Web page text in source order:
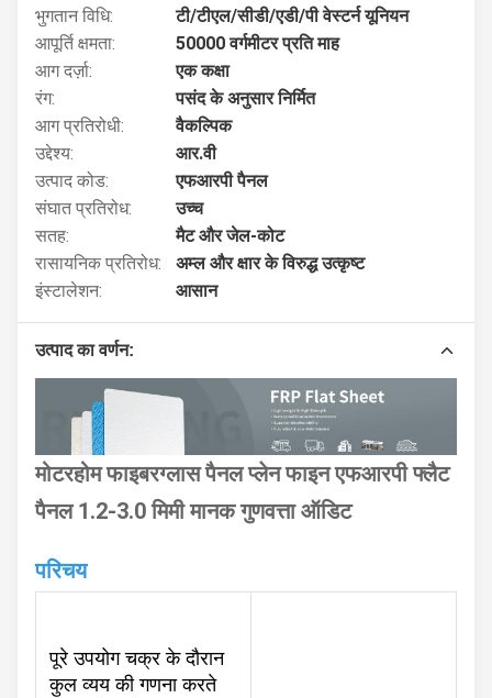
भुगतान विधि:
टी/टीएल/सीडी/एडी/पी वेस्टर्न यूनियन
आपूर्ति क्षमता:
50000 वर्गमीटर प्रति माह
आग दर्ज़ा:
एक कक्षा
रंग:
पसंद के अनुसार निर्मित
आग प्रतिरोधी:
वैकल्पिक
उद्देश्य:
आर.वी
उत्पाद कोड:
एफआरपी पैनल
संघात प्रतिरोध:
उच्च
सतह:
मैट और जेल-कोट
रासायनिक प्रतिरोध:
अम्ल और क्षार के विरुद्ध उत्कृष्ट
इंस्टालेशन:
आसान
उत्पाद का वर्णन:
मोटरहोम फाइबरग्लास पैनल प्लेन फाइन एफआरपी फ्लैट
पैनल 1.2-3.0 मिमी मानक गुणवत्ता ऑडिट
परिचय
पूरे उपयोग चक्र के दौरान
कुल व्यय की गणना करते